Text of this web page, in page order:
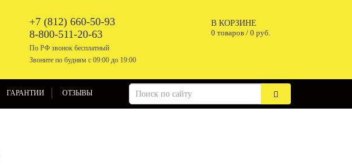
+7 (812) 660-50-93
8-800-511-20-63
По РФ звонок бесплатный
Звоните по будням с 09:00 до 19:00
В КОРЗИНЕ
0 товаров / 0 руб.
ГАРАНТИИ ОТЗЫВЫ